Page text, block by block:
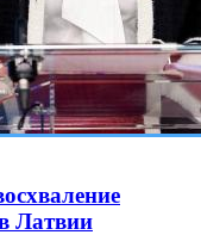
Латвии